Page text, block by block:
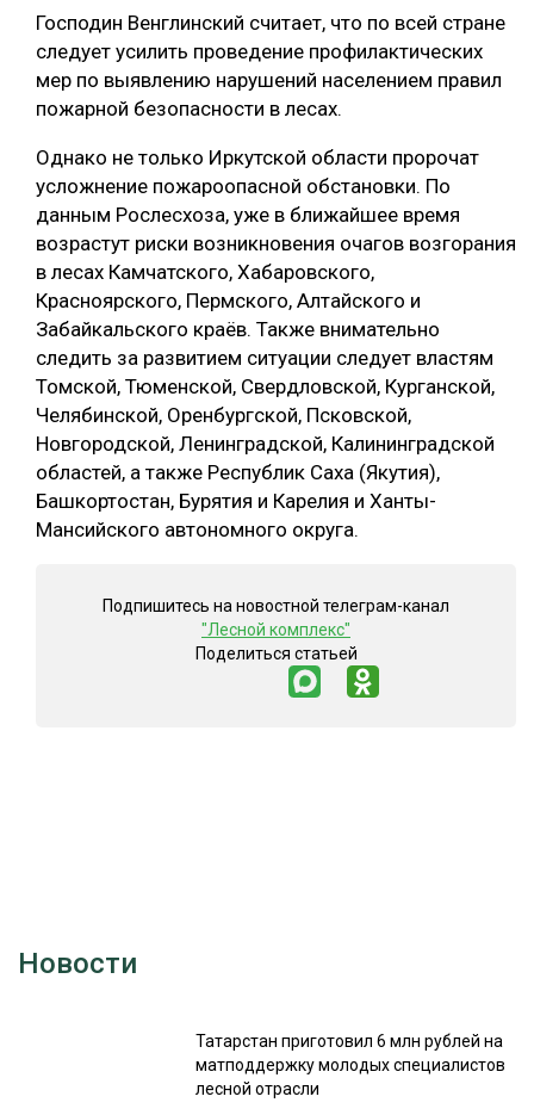
Господин Венглинский считает, что по всей стране
следует усилить проведение профилактических
мер по выявлению нарушений населением правил
пожарной безопасности в лесах.
Однако не только Иркутской области пророчат
усложнение пожароопасной обстановки. По
данным Рослесхоза, уже в ближайшее время
возрастут риски возникновения очагов возгорания
в лесах Камчатского, Хабаровского,
Красноярского, Пермского, Алтайского и
Забайкальского краёв. Также внимательно
следить за развитием ситуации следует властям
Томской, Тюменской, Свердловской, Курганской,
Челябинской, Оренбургской, Псковской,
Новгородской, Ленинградской, Калининградской
областей, а также Республик Саха (Якутия),
Башкортостан, Бурятия и Карелия и Ханты-
Мансийского автономного округа.
Подпишитесь на новостной телеграм-канал
"Лесной комплекс"
Поделиться статьей
Новости
Татарстан приготовил 6 млн рублей на
матподдержку молодых специалистов
лесной отрасли